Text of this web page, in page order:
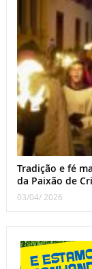
Tradição e fé
da Paixão de
03/04/ 2026